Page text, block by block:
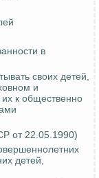
в
своих детей,
и
их к общественно
от 22.05.1990)
детей,